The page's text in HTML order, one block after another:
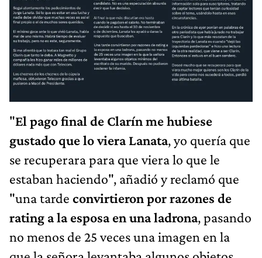
"El pago final de Clarín me hubiese
gustado que lo viera Lanata, yo quería que
se recuperara para que viera lo que le
estaban haciendo", añadió y reclamó que
"una tarde convirtieron por razones de
rating a la esposa en una ladrona, pasando
no menos de 25 veces una imagen en la